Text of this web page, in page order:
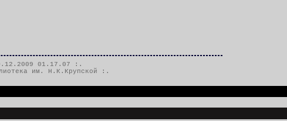
01.17.07 :.
им. Н.К.Крупской :.